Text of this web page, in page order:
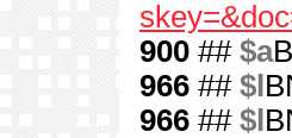
900 ## $a
966 ## $l
966 ## $l